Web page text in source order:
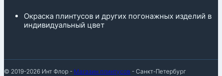
Окраска плинтусов и других погонажных изделий в
индивидуальный цвет
© 2019-2026 Инт Флор - Магазин плинтусов - Санкт-Петербург